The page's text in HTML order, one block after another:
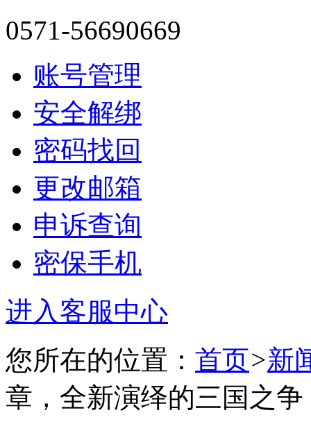
0571-56690669
账号管理
安全解绑
密码找回
更改邮箱
申诉查询
密保手机
进入客服中心
您所在的位置： 首页>新
章，全新演绎的三国之争